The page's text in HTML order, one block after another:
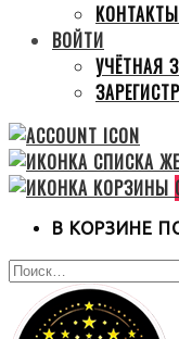
КОНТАКТЫ
ВОЙТИ
УЧЁТНАЯ
В КОРЗИНЕ